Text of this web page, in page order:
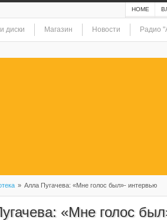
HOME
диски Магазин Новости Радио
» Алла Пугачева: «Мне голос был»- интервью
«Мне голос